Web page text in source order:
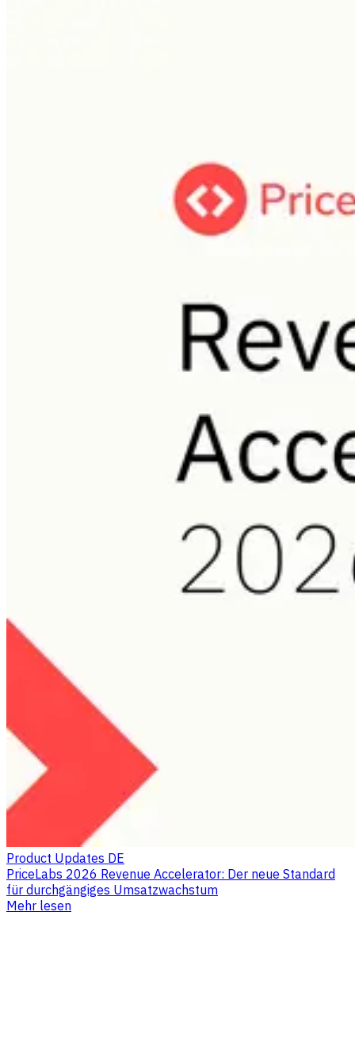
Product Updates DE
PriceLabs 2026 Revenue Accelerator: Der neue Standard
für durchgängiges Umsatzwachstum
Mehr lesen